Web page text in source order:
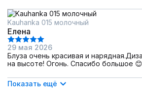
Kauhanka 015 молочный
Елена
29 мая 2026
Блуза очень красивая и
на высоте! Огонь. Спасибо большое
Показать ещё